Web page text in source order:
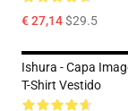
€ 27,14$29.5
Ishura - Capa
T-Shirt Vestido